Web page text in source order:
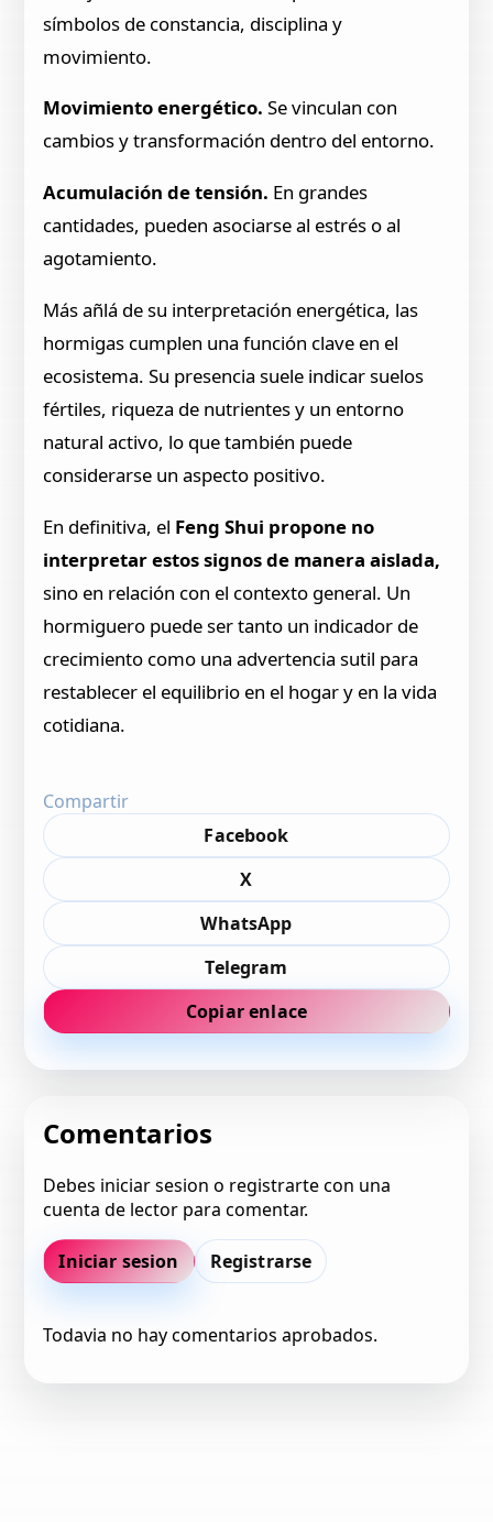
símbolos de constancia, disciplina y
movimiento.
Movimiento energético.Se vinculan con
cambios y transformación dentro del entorno.
Acumulación de tensión. En grandes
cantidades, pueden asociarse al estrés o al
agotamiento.
Más añlá de su interpretación energética, las
hormigas cumplen una función clave en el
ecosistema. Su presencia suele indicar suelos
fértiles, riqueza de nutrientes y un entorno
natural activo, lo que también puede
considerarse un aspecto positivo.
En definitiva, el Feng Shui propone no
interpretar estos signos de manera aislada,
sino en relación con el contexto general. Un
hormiguero puede ser tanto un indicador de
crecimiento como una advertencia sutil para
restablecer el equilibrio en el hogar y en la vida
cotidiana.
Compartir
Facebook
X
WhatsApp
Telegram
Copiar enlace
Comentarios
Debes iniciar sesion o registrarte con una
cuenta de lector para comentar.
Iniciar sesion Registrarse
Todavia no hay comentarios aprobados.